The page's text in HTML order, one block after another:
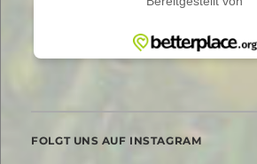
FOLGT UNS AUF INSTAGRAM